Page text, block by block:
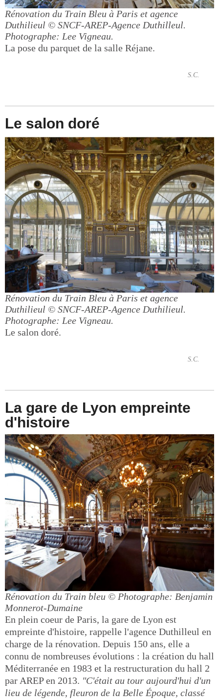
Rénovation du Train Bleu à Paris et agence
Duthilieul © SNCF-AREP-Agence Duthilleul.
Photographe: Lee Vigneau.
La pose du parquet de la salle Réjane.
S.C.
Le salon doré
Rénovation du Train Bleu à Paris et agence
Duthilieul © SNCF-AREP-Agence Duthilieul.
Photographe: Lee Vigneau.
Le salon doré.
S.C.
La gare de Lyon empreinte
d'histoire
Rénovation du Train bleu © Photographe: Benjamin
Monnerot-Dumaine
En plein coeur de Paris, la gare de Lyon est
empreinte d'histoire, rappelle l'agence Duthilleul en
charge de la rénovation. Depuis 150 ans, elle a
connu de nombreuses évolutions : la création du hall
Méditerranée en 1983 et la restructuration du hall 2
par AREP en 2013. "C'était au tour aujourd'hui d'un
lieu de légende, fleuron de la Belle Époque, classé